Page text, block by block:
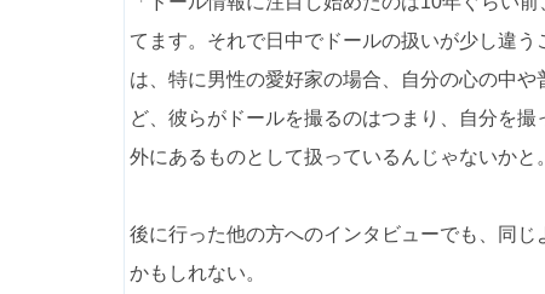
てます。それで日中でドールの扱いが少し違
は、特に男性の愛好家の場合、自分の心の中
ど、彼らがドールを撮るのはつまり、自分を
外にあるものとして扱っているんじゃないかと
後に行った他の方へのインタビューでも、同
かもしれない。